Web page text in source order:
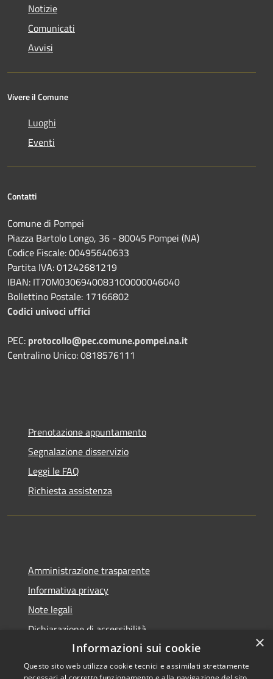
Notizie
Comunicati
Avvisi
Vivere il Comune
Luoghi
Eventi
Contatti
Comune di Pompei
Piazza Bartolo Longo, 36 - 80045 Pompei (NA)
Codice Fiscale: 00495640633
Partita IVA: 01242681219
IBAN: IT70M0306940083100000046040
Bollettino Postale: 17166802
Codici univoci uffici
PEC: protocollo@pec.comune.pompei.na.it
Centralino Unico: 0818576111
Prenotazione appuntamento
Segnalazione disservizio
Leggi le FAQ
Richiesta assistenza
Amministrazione trasparente
Informativa privacy
Note legali
Dichiarazione di accessibilità
×
Informazioni sui cookie
Questo sito web utilizza cookie tecnici e assimilati strettamente